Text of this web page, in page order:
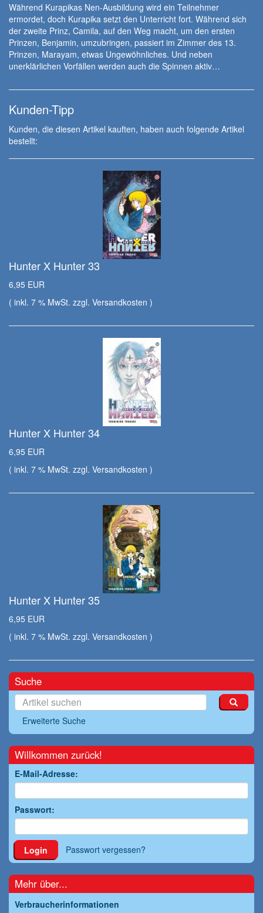
Während Kurapikas Nen-Ausbildung wird ein Teilnehmer
ermordet, doch Kurapika setzt den Unterricht fort. Während sich
der zweite Prinz, Camila, auf den Weg macht, um den ersten
Prinzen, Benjamin, umzubringen, passiert im Zimmer des 13.
Prinzen, Marayam, etwas Ungewöhnliches. Und neben
unerklärlichen Vorfällen werden auch die Spinnen aktiv…
Kunden-Tipp
Kunden, die diesen Artikel kauften, haben auch folgende Artikel
bestellt:
Hunter X Hunter 33
6,95 EUR
( inkl. 7 % MwSt. zzgl. Versandkosten )
Hunter X Hunter 34
6,95 EUR
( inkl. 7 % MwSt. zzgl. Versandkosten )
Hunter X Hunter 35
6,95 EUR
( inkl. 7 % MwSt. zzgl. Versandkosten )
Suche
Erweiterte Suche
Willkommen zurück!
E-Mail-Adresse:
Passwort:
Login Passwort vergessen?
Mehr über...
Verbraucherinformationen